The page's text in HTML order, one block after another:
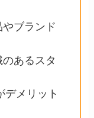
ブランド
あるスタ
デメリット